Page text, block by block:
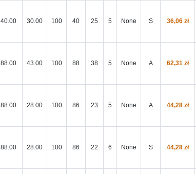
40.00 30.00 100 40 25 5 None S 36,06 zł
88.00 43.00 100 88 38 5 None A 62,31 zł
88.00 28.00 100 86 23 5 None A 44,28 zł
88.00 28.00 100 86 22 6 None S 44,28 zł